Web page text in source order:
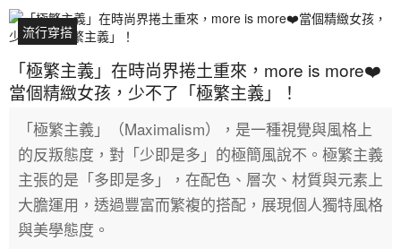
流行穿搭
「極繁主義」在時尚界捲土重來，more is more❤️
當個精緻女孩，少不了「極繁主義」！
「極繁主義」（Maximalism），是一種視覺與風格上
的反叛態度，對「少即是多」的極簡風說不。極繁主義
主張的是「多即是多」，在配色、層次、材質與元素上
大膽運用，透過豐富而繁複的搭配，展現個人獨特風格
與美學態度。